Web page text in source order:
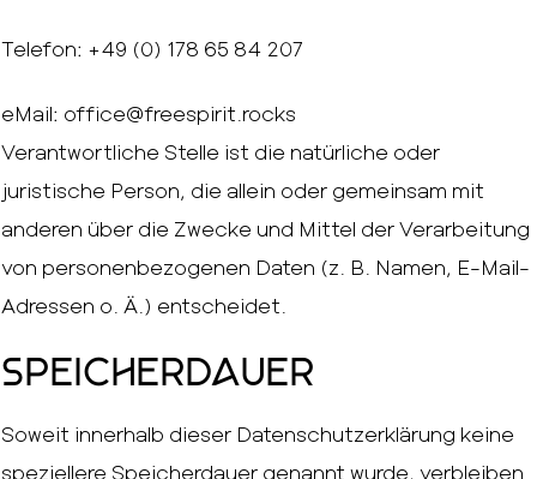
Telefon: +49 (0) 178 65 84 207
eMail: office@freespirit.rocks
Verantwortliche Stelle ist die natürliche oder
juristische Person, die allein oder gemeinsam mit
anderen über die Zwecke und Mittel der Verarbeitung
von personenbezogenen Daten (z. B. Namen, E-Mail-
Adressen o. Ä.) entscheidet.
Speicherdauer
Soweit innerhalb dieser Datenschutzerklärung keine
speziellere Speicherdauer genannt wurde, verbleiben